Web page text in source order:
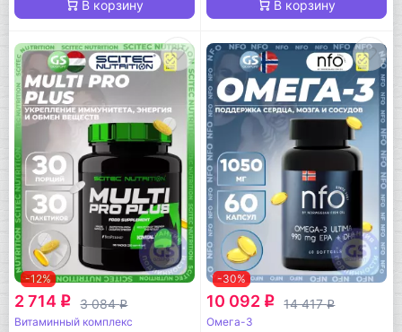
В корзину В корзину
-12%
2 714 q 3 084q
Витаминный комплекс
-30%
10 092 q 14 417q
Омега-3